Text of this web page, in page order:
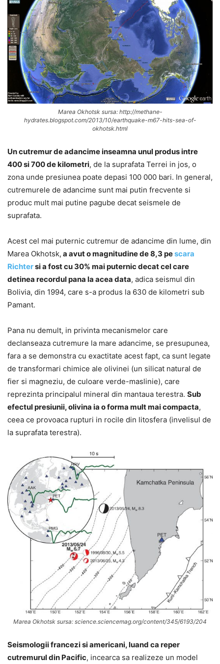
Marea Okhotsk sursa: http://methane-
hydrates.blogspot.com/2013/10/earthquake-m67-hits-sea-of-
okhotsk.html
Un cutremur de adancime inseamna unul produs intre
400 si 700 de kilometri, de la suprafata Terrei in jos, o
zona unde presiunea poate depasi 100 000 bari. In general,
cutremurele de adancime sunt mai putin frecvente si
produc mult mai putine pagube decat seismele de
suprafata.
Acest cel mai puternic cutremur de adancime din lume, din
Marea Okhotsk, a avut o magnitudine de 8,3 pescara
Richtersi a fost cu 30% mai puternic decat cel care
detinea recordul pana la acea data, adica seismul din
Bolivia, din 1994, care s-a produs la 630 de kilometri sub
Pamant.
Pana nu demult, in privinta mecanismelor care
declanseaza cutremure la mare adancime, se presupunea,
fara a se demonstra cu exactitate acest fapt, ca sunt legate
de transformari chimice ale olivinei (un silicat natural de
fier si magneziu, de culoare verde-maslinie), care
reprezinta principalul mineral din mantaua terestra. Sub
efectul presiunii, olivina ia o forma mult mai compacta,
ceea ce provoaca rupturi in rocile din litosfera (invelisul de
la suprafata terestra).
Marea Okhotsk sursa: science.sciencemag.org/content/345/6193/204
Seismologii francezi si americani, luand ca reper
cutremurul din Pacific, incearca sa realizeze un model